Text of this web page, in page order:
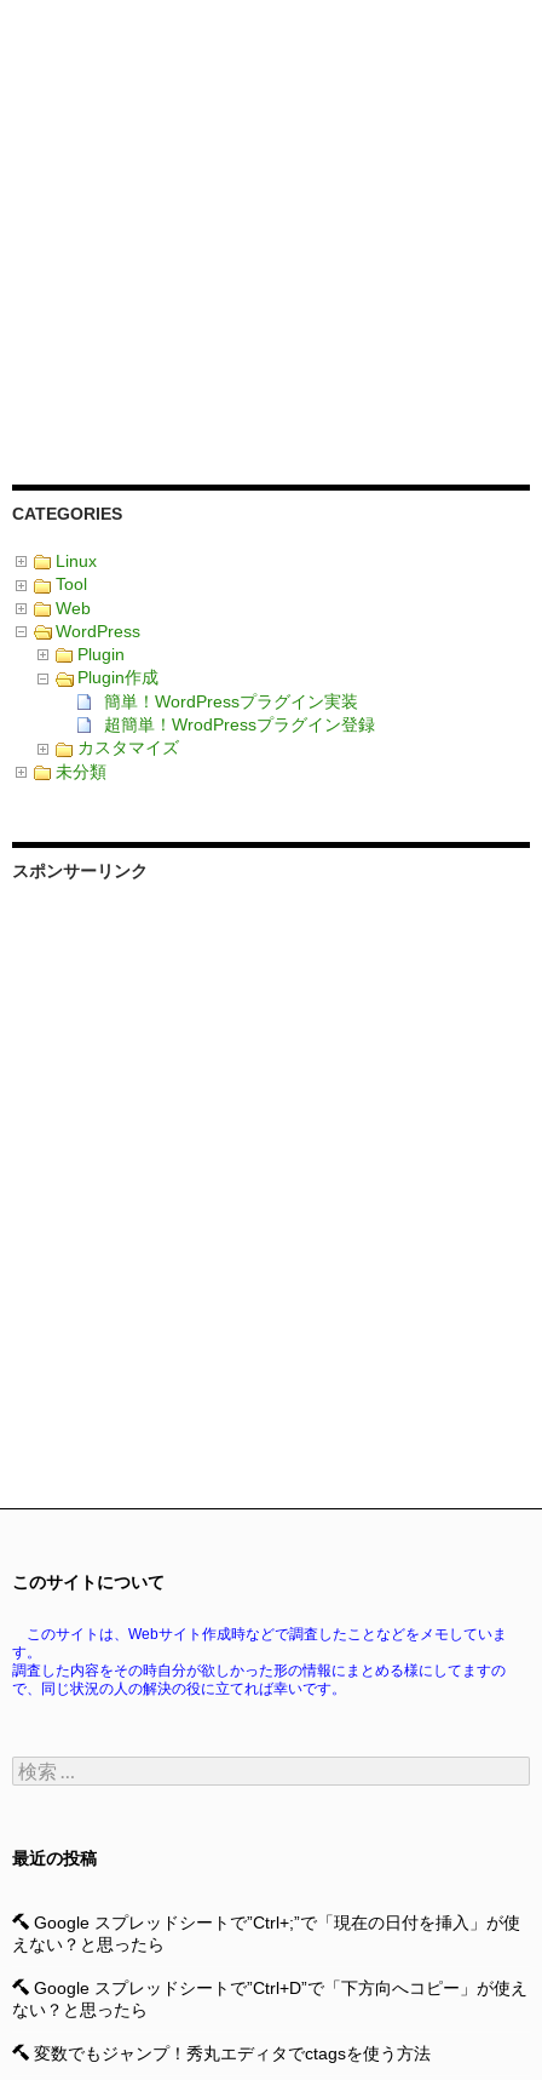
CATEGORIES
Linux
Tool
Web
WordPress
Plugin
Plugin作成
簡単！WordPressプラグイン実装
超簡単！WrodPressプラグイン登録
カスタマイズ
未分類
スポンサーリンク
このサイトについて
このサイトは、Webサイト作成時などで調査したことなどをメモしていま
す。
調査した内容をその時自分が欲しかった形の情報にまとめる様にしてますの
で、同じ状況の人の解決の役に立てれば幸いです。
検
索:
最近の投稿
Google スプレッドシートで”Ctrl+;”で「現在の日付を挿入」が使
えない？と思ったら
Google スプレッドシートで”Ctrl+D”で「下方向へコピー」が使え
ない？と思ったら
変数でもジャンプ！秀丸エディタでctagsを使う方法